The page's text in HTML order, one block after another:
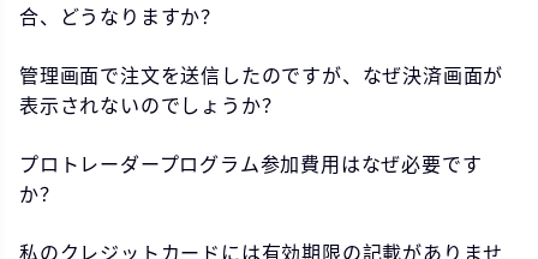
合、どうなりますか？
管理画面で注文を送信したのですが、なぜ決済画面が
表示されないのでしょうか？
プロトレーダープログラム参加費用はなぜ必要です
か？
私のクレジットカードには有効期限の記載がありませ